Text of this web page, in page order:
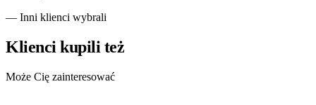
— Inni klienci wybrali
Klienci kupili też
Może Cię zainteresować